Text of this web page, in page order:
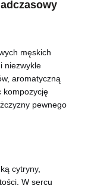
męskich
niezwykle
aromatyczną
kompozycję
pewnego
cytryny,
W sercu